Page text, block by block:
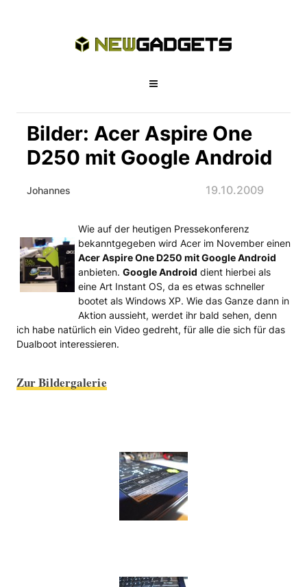
Bilder: Acer Aspire One
D250 mit Google Android
Johannes 19.10.2009
Bilder: Acer Aspire One D250 mit
Wie auf der heutigen Pressekonferenz
bekanntgegeben wird Acer im November einen
Acer Aspire One D250 mit Google Android
anbieten. Google Android dient hierbei als
eine Art Instant OS, da es etwas schneller
bootet als Windows XP. Wie das Ganze dann in
Aktion aussieht, werdet ihr bald sehen, denn
ich habe natürlich ein Video gedreht, für alle die sich für das
Dualboot interessieren.
Zur Bildergalerie